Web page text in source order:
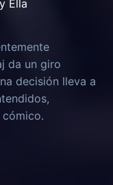
Ella
da un giro
decisión lleva a
cómico.